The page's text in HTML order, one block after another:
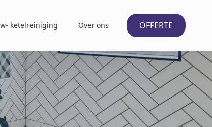
ketelreiniging Over ons OFFERTE